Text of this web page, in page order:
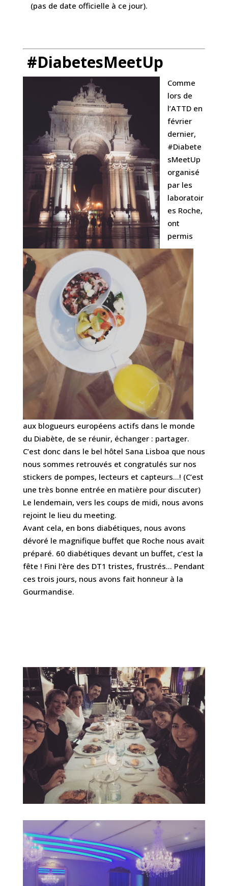
(pas de date officielle à ce jour).
#DiabetesMeetUp
Comme
lors de
l’ATTD en
février
dernier,
#Diabete
sMeetUp
organisé
par les
laboratoir
es Roche,
ont
permis
aux blogueurs européens actifs dans le monde
du Diabète, de se réunir, échanger : partager.
C’est donc dans le bel hôtel Sana Lisboa que nous
nous sommes retrouvés et congratulés sur nos
stickers de pompes, lecteurs et capteurs…! (C’est
une très bonne entrée en matière pour discuter)
Le lendemain, vers les coups de midi, nous avons
rejoint le lieu du meeting.
Avant cela, en bons diabétiques, nous avons
dévoré le magnifique buffet que Roche nous avait
préparé. 60 diabétiques devant un buffet, c’est la
fête ! Fini l’ère des DT1 tristes, frustrés… Pendant
ces trois jours, nous avons fait honneur à la
Gourmandise.